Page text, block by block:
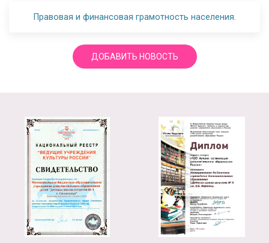
Правовая и финансовая грамотность населения.
ДОБАВИТЬ НОВОСТЬ